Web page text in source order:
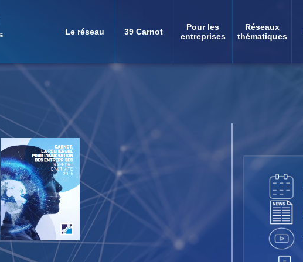
Navigation
principale
Le réseau 39 Carnot
Pour les
entreprises
Réseaux
thématiques